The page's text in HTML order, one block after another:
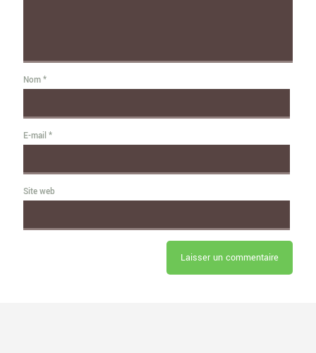
Nom*
E-mail *
Site web